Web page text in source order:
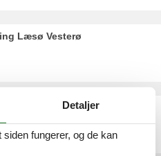
Læsø Vesterø
VesterøDetaljer
fungerer, og de kan